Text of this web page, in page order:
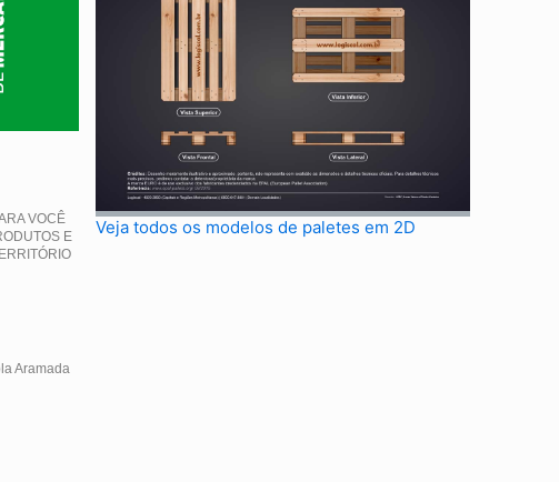
VOCÊ
E
Aramada
Veja todos os modelos de paletes em 2D